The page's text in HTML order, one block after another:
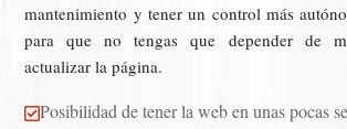
mantenimiento y tener un control más
para que no tengas que depender de
actualizar la página.
Posibilidad de tener la web en unas pocas